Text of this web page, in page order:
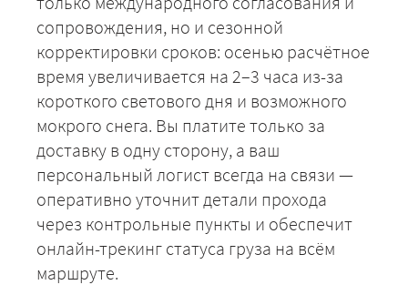
сопровождения, но и сезонной
корректировки сроков: осенью расчётное
время увеличивается на 2–3 часа из-за
короткого светового дня и возможного
мокрого снега. Вы платите только за
доставку в одну сторону, а ваш
персональный логист всегда на связи —
оперативно уточнит детали прохода
через контрольные пункты и обеспечит
онлайн-трекинг статуса груза на всём
маршруте.